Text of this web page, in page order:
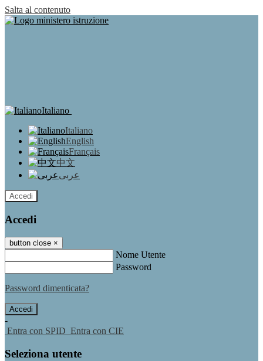
Salta al contenuto
Italiano
Italiano
English
Français
中文
عربى
Accedi
Accedi
button close ×
Nome Utente
Password
Password dimenticata?
-
Entra con SPID Entra con CIE
Seleziona utente